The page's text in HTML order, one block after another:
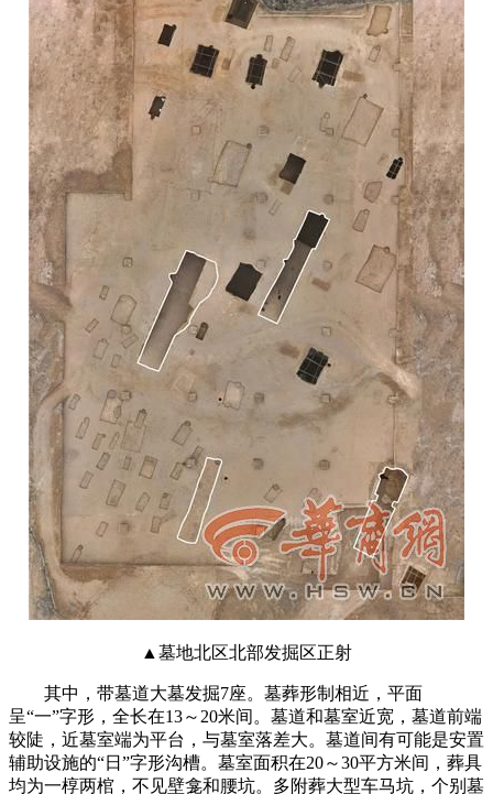
▲墓地北区北部发掘区正射
其中，带墓道大墓发掘7座。墓葬形制相近，平面
呈“一”字形，全长在13～20米间。墓道和墓室近宽，墓道前端
较陡，近墓室端为平台，与墓室落差大。墓道间有可能是安置
辅助设施的“日”字形沟槽。墓室面积在20～30平方米间，葬具
均为一椁两棺，不见壁龛和腰坑。多附葬大型车马坑，个别墓